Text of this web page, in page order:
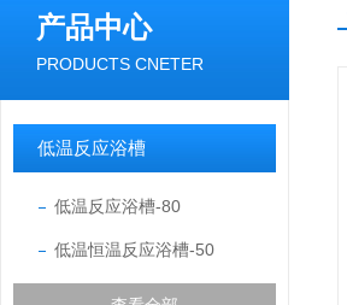
产品中心
PRODUCTS CNETER
低温反应浴槽
低温反应浴槽-80
低温恒温反应浴槽-50